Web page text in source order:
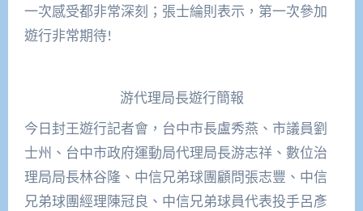
一次感受都非常深刻；張士綸則表示，第一次參加
遊行非常期待!
游代理局長遊行簡報
今日封王遊行記者會，台中市長盧秀燕、市議員劉
士州、台中市政府運動局代理局長游志祥、數位治
理局局長林谷隆、中信兄弟球團顧問張志豐、中信
兄弟球團經理陳冠良、中信兄弟球員代表投手呂彥